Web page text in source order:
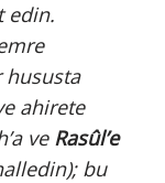
edin.
hususta
ahirete
ve Rasûl’e
bu